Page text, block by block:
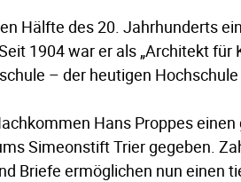
Hälfte des 20. Jahrhunderts
1904 war er als „Architekt für
– der heutigen
Hans Proppes
Simeonstift Trier gegeben.
Briefe ermöglichen nun einen